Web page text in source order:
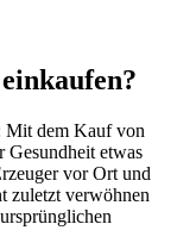
Mit dem Kauf von
Gesundheit etwas
vor Ort und
zuletzt verwöhnen